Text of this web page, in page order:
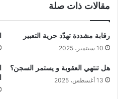
مقالات ذات صلة
رقابة مشددة تهدّد حرية التعبير
10 سبتمبر، 2025
هل تنتهي العقوبة و يستمر السجن؟
13 أغسطس، 2025